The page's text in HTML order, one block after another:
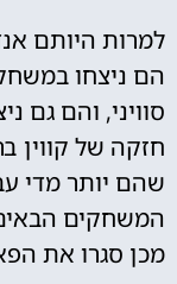
למרות היותם
שהם יותר מדי
מכן סגרו את